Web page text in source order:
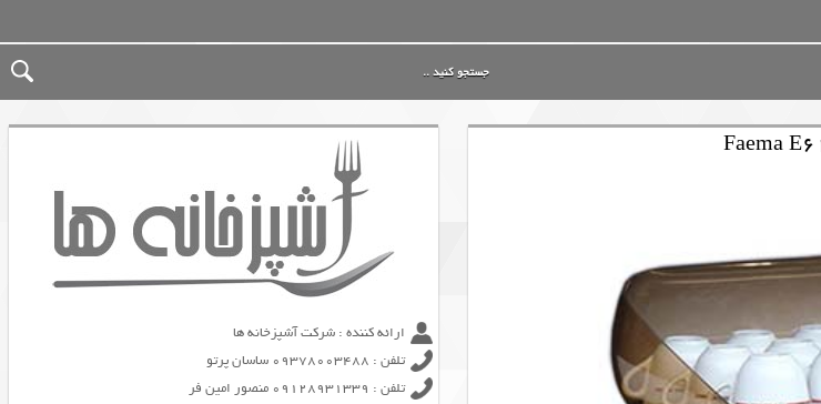
ارائه کننده : شرکت آشپزخانه ها
تلفن : 09378003488 ساسان پرتو
تلفن : 09128931339 منصور امین فر